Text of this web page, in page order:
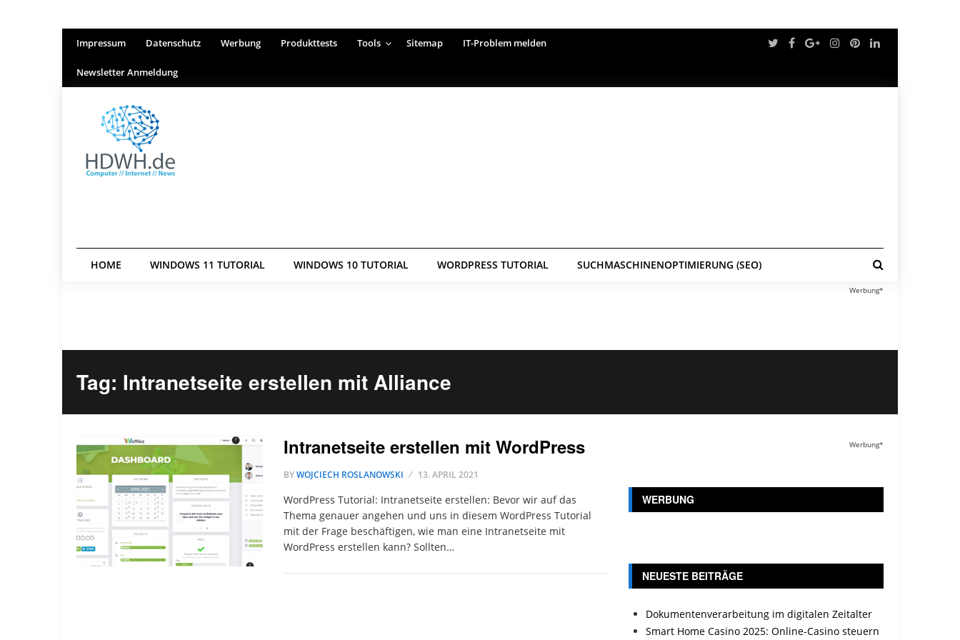
Impressum Datenschutz Werbung Produkttests Tools Sitemap IT-Problem melden
Newsletter Anmeldung
HOME WINDOWS 11 TUTORIAL WINDOWS 10 TUTORIAL WORDPRESS TUTORIAL SUCHMASCHINENOPTIMIERUNG (SEO)
Werbung*
Tag: Intranetseite erstellen mit Alliance
Intranetseite erstellen mit WordPress
BYWOJCIECH ROSLANOWSKI 13. APRIL 2021
WordPress Tutorial: Intranetseite erstellen: Bevor wir auf das
Thema genauer angehen und uns in diesem WordPress Tutorial
mit der Frage beschäftigen, wie man eine Intranetseite mit
WordPress erstellen kann? Sollten…
Werbung*
WERBUNG
NEUESTE BEITRÄGE
Dokumentenverarbeitung im digitalen Zeitalter
Smart Home Casino 2025: Online-Casino steuern